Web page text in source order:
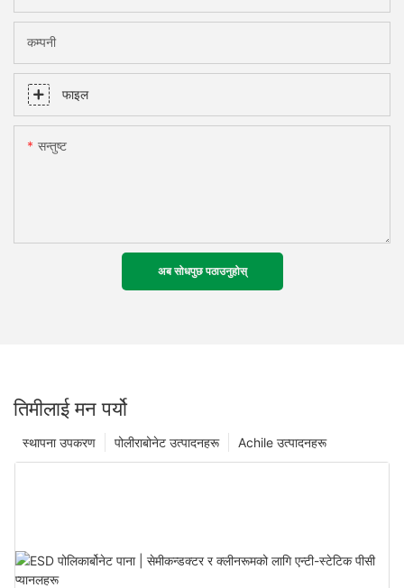
कम्पनी
फाइल
सन्तुष्ट
अब सोधपुछ पठाउनुहोस्
तिमीलाई मन पर्यो
Achile उत्पादनहरू
पोलीराबोनेट उत्पादनहरू
स्थापना उपकरण